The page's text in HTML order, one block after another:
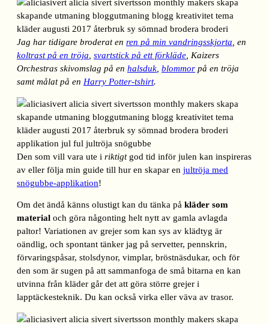
Jag har tidigare broderat en ren på min vandringsskjorta , en
koltrast på en tröja svartstick på ett förkläde , Kaizers
Orchestras skivomslag på en halsduk blommor på en tröja
samt målat på en Harry Potter-tshirt.
Den som vill vara ute i riktigtgod tid inför julen kan inspireras
av eller följa min guide till hur en skapar en jultröja med
snögubbe-applikation!
Om det ändå känns olustigt kan du tänka på kläder som
material och göra någonting helt nytt av gamla avlagda
paltor! Variationen av grejer som kan sys av klädtyg är
oändlig, och spontant tänker jag på servetter, pennskrin,
förvaringspåsar, stolsdynor, vimplar, bröstnäsdukar, och för
den som är sugen på att sammanfoga de små bitarna en kan
utvinna från kläder går det att göra större grejer i
lapptäckesteknik. Du kan också virka eller väva av trasor.